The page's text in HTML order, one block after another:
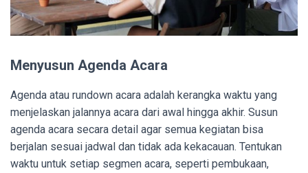
Menyusun Agenda Acara
Agenda atau rundown acara adalah kerangka waktu yang
menjelaskan jalannya acara dari awal hingga akhir. Susun
agenda acara secara detail agar semua kegiatan bisa
berjalan sesuai jadwal dan tidak ada kekacauan. Tentukan
waktu untuk setiap segmen acara, seperti pembukaan,